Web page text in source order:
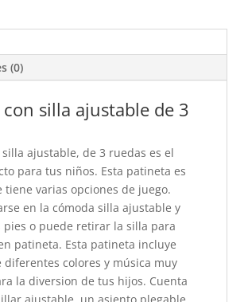
(0)
silla ajustable de 3
silla ajustable, de 3 ruedas es el
para tus niños. Esta patineta es
tiene varias opciones de juego.
en la cómoda silla ajustable y
pies o puede retirar la silla para
patineta. Esta patineta incluye
diferentes colores y música muy
la diversion de tus hijos. Cuenta